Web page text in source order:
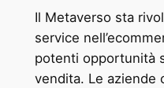
Il Metaverso sta
service
potenti opportunità
vendita. Le aziende